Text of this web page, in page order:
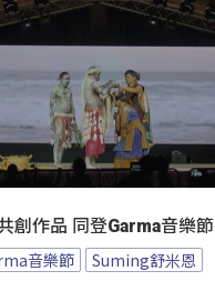
創作品 同登Garma音樂節
音樂節
Suming舒米恩